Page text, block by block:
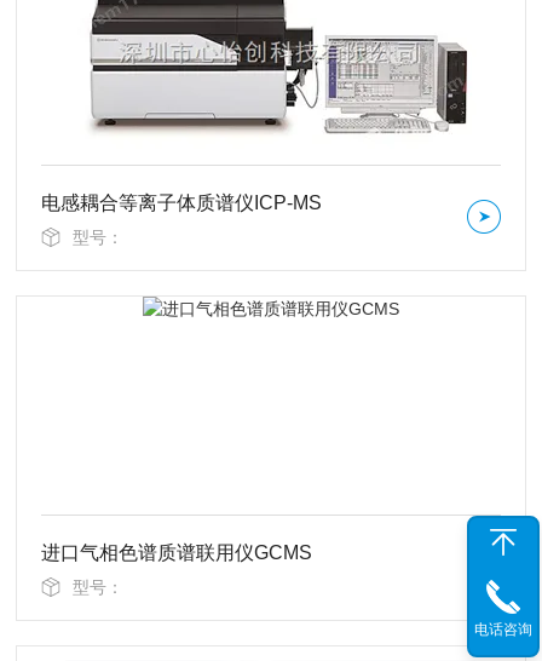
电感耦合等离子体质谱仪ICP-MS
型号：
进口气相色谱质谱联用仪GCMS
型号：
电话咨询